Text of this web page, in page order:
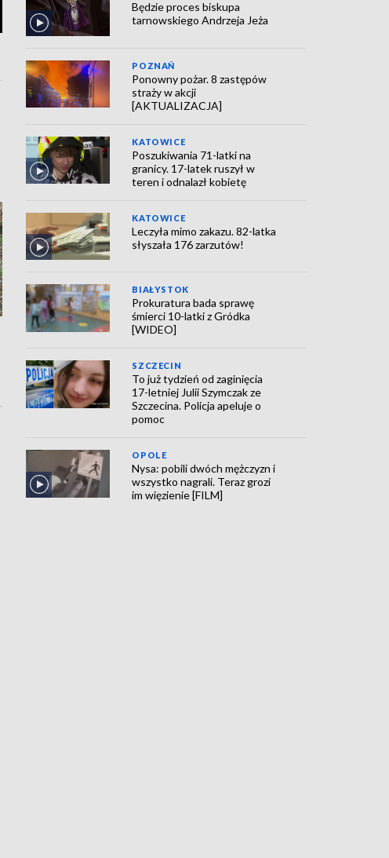
Będzie proces biskupa
tarnowskiego Andrzeja Jeża
POZNAŃ
Ponowny pożar. 8 zastępów
straży w akcji
[AKTUALIZACJA]
KATOWICE
Poszukiwania 71-latki na
granicy. 17-latek ruszył w
teren i odnalazł kobietę
KATOWICE
Leczyła mimo zakazu. 82-latka
słyszała 176 zarzutów!
BIAŁYSTOK
Prokuratura bada sprawę
śmierci 10-latki z Gródka
[WIDEO]
SZCZECIN
To już tydzień od zaginięcia
17-letniej Julii Szymczak ze
Szczecina. Policja apeluje o
pomoc
OPOLE
Nysa: pobili dwóch mężczyzn i
wszystko nagrali. Teraz grozi
im więzienie [FILM]